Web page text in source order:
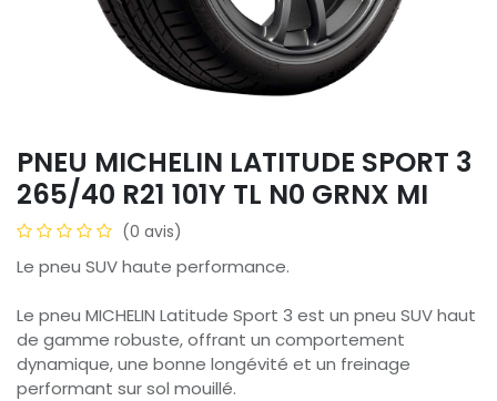
PNEU MICHELIN LATITUDE SPORT 3
265/40 R21 101Y TL N0 GRNX MI
(0 avis)
Le pneu SUV haute performance.
Le pneu MICHELIN Latitude Sport 3 est un pneu SUV haut
de gamme robuste, offrant un comportement
dynamique, une bonne longévité et un freinage
performant sur sol mouillé.